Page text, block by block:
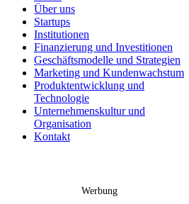
Über uns
Startups
Institutionen
Finanzierung und Investitionen
Geschäftsmodelle und Strategien
Marketing und Kundenwachstum
Produktentwicklung und
Technologie
Unternehmenskultur und
Organisation
Kontakt
Werbung